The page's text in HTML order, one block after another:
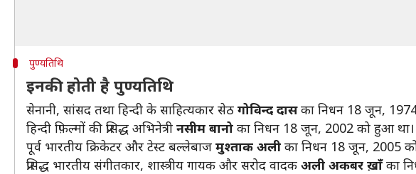
पुण्यतिथि
इनकी होती है पुण्यतिथि
सेनानी, सांसद तथा हिन्दी के साहित्यकार सेठ गोविन्द दासका निधन 18 जून,
हिन्दी फ़िल्मों की प्रसिद्ध अभिनेत्री नसीम बानो का निधन 18 जून, 2002 को हुआ था।
पूर्व भारतीय क्रिकेटर और टेस्ट बल्लेबाज मुश्ताक अली का निधन 18 जून, 2005
प्रसिद्ध भारतीय संगीतकार, शास्त्रीय गायक और सरोद वादक अली अकबर ख़ाँका